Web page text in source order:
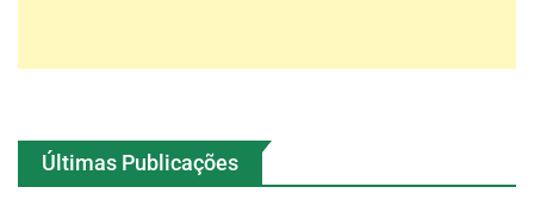
Últimas Publicações